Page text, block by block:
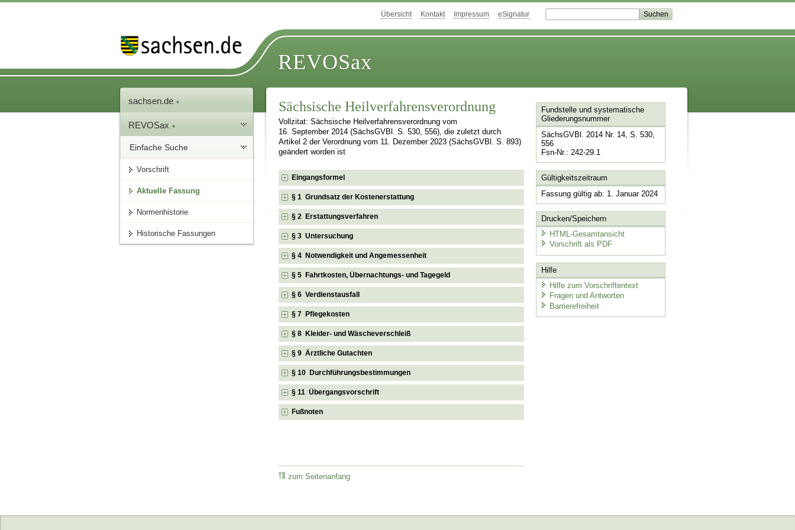
Übersicht Kontakt Impressum eSignatur
REVOSax
sachsen.de
REVOSax
Einfache Suche
Vorschrift
Aktuelle Fassung
Normenhistorie
Historische Fassungen
Sächsische Heilverfahrensverordnung
Vollzitat: Sächsische Heilverfahrensverordnung vom
16. September 2014 (SächsGVBl. S. 530, 556), die zuletzt durch
Artikel 2 der Verordnung vom 11. Dezember 2023 (SächsGVBl. S. 893)
geändert worden ist
Eingangsformel
§ 1 Grundsatz der Kostenerstattung
§ 2 Erstattungsverfahren
§ 3 Untersuchung
§ 4 Notwendigkeit und Angemessenheit
§ 5 Fahrtkosten, Übernachtungs- und Tagegeld
§ 6 Verdienstausfall
§ 7 Pflegekosten
§ 8 Kleider- und Wäscheverschleiß
§ 9 Ärztliche Gutachten
§ 10 Durchführungsbestimmungen
§ 11 Übergangsvorschrift
Fußnoten
zum Seitenanfang
Fundstelle und systematische
Gliederungsnummer
SächsGVBl. 2014 Nr. 14, S. 530,
556
Fsn-Nr.: 242-29.1
Gültigkeitszeitraum
Fassung gültig ab: 1. Januar 2024
Drucken/Speichern
HTML-Gesamtansicht
Vorschrift als PDF
Hilfe
Hilfe zum Vorschriftentext
Fragen und Antworten
Barrierefreiheit